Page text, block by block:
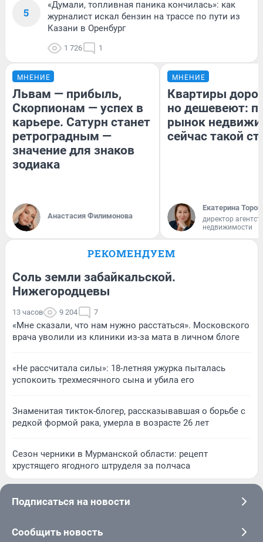
5
«Думали, топливная паника кончилась»: как
журналист искал бензин на трассе по пути из
Казани в Оренбург
1 726 1
МНЕНИЕ
Львам — прибыль,
Скорпионам — успех в
карьере. Сатурн станет
ретроградным —
значение для знаков
зодиака
Анастасия Филимонова
МНЕНИЕ
Квартиры
но дешевеют:
рынок
сейчас такой
Екатерина
директор
недвижимости
РЕКОМЕНДУЕМ
Соль земли забайкальской.
Нижегородцевы
13 часов 9 204 7
«Мне сказали, что нам нужно расстаться». Московского
врача уволили из клиники из-за мата в личном блоге
«Не рассчитала силы»: 18-летняя ужурка пыталась
успокоить трехмесячного сына и убила его
Знаменитая тикток-блогер, рассказывавшая о борьбе с
редкой формой рака, умерла в возрасте 26 лет
Сезон черники в Мурманской области: рецепт
хрустящего ягодного штруделя за полчаса
Подписаться на новости
Сообщить новость